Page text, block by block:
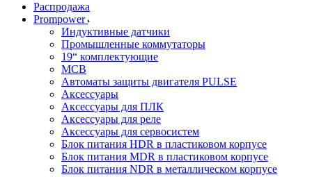
Распродажа
Prompower
Индуктивные датчики
Промышленные коммутаторы
19“ комплектующие
MCB
Автоматы защиты двигателя PULSE
Аксессуары
Аксессуары для ПЛК
Аксессуары для реле
Аксессуары для сервосистем
Блок питания HDR в пластиковом корпусе
Блок питания MDR в пластиковом корпусе
Блок питания NDR в металлическом корпусе